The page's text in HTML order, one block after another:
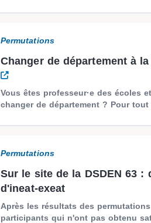
Permutations
Changer de département à
Vous êtes professeur·e des écoles
changer de département ? Pour
Permutations
Sur le site de la DSDEN 63 :
d'ineat-exeat
Après les résultats des
participants qui n'ont pas obtenu